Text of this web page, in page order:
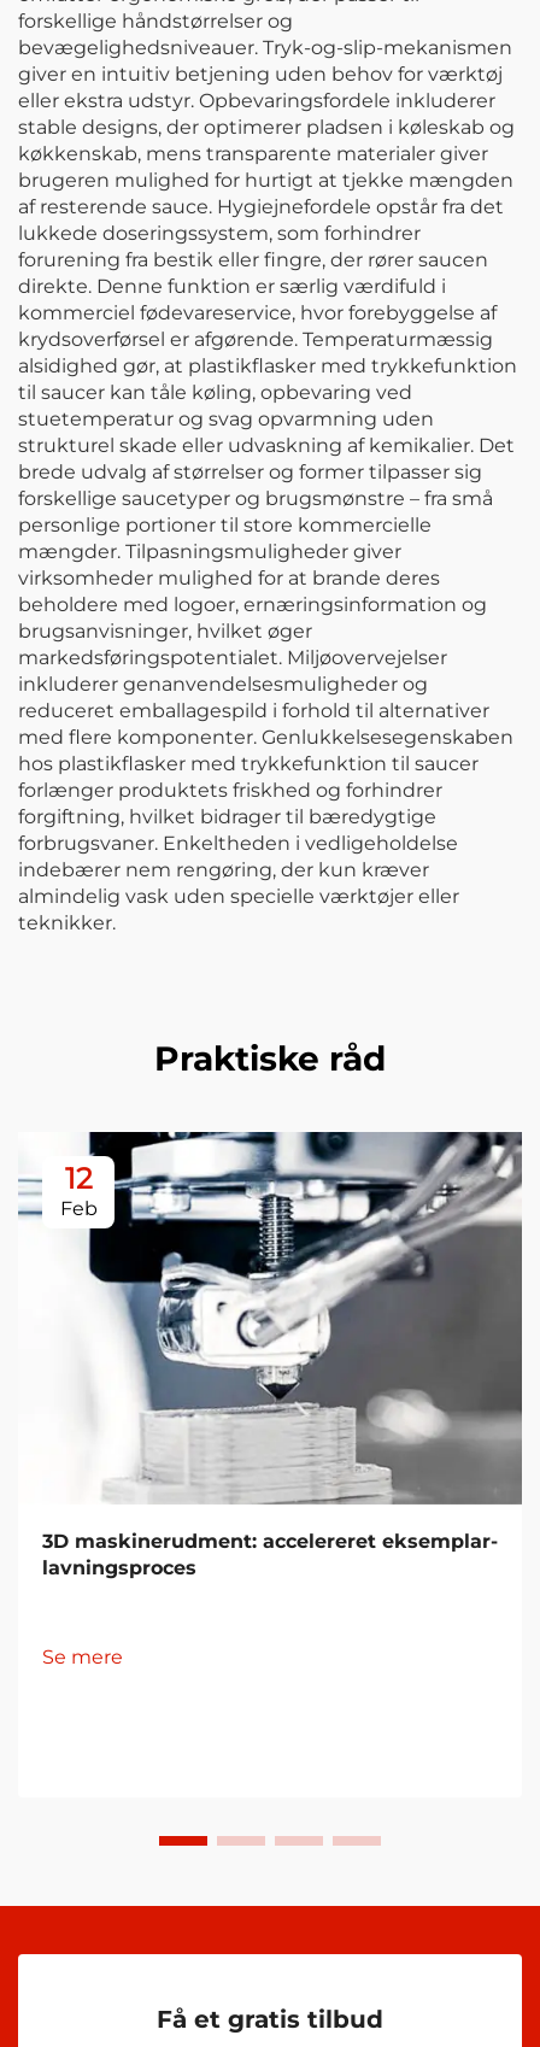
forskellige håndstørrelser og
bevægelighedsniveauer. Tryk-og-slip-mekanismen
giver en intuitiv betjening uden behov for værktøj
eller ekstra udstyr. Opbevaringsfordele inkluderer
stable designs, der optimerer pladsen i køleskab og
køkkenskab, mens transparente materialer giver
brugeren mulighed for hurtigt at tjekke mængden
af resterende sauce. Hygiejnefordele opstår fra det
lukkede doseringssystem, som forhindrer
forurening fra bestik eller fingre, der rører saucen
direkte. Denne funktion er særlig værdifuld i
kommerciel fødevareservice, hvor forebyggelse af
krydsoverførsel er afgørende. Temperaturmæssig
alsidighed gør, at plastikflasker med trykkefunktion
til saucer kan tåle køling, opbevaring ved
stuetemperatur og svag opvarmning uden
strukturel skade eller udvaskning af kemikalier. Det
brede udvalg af størrelser og former tilpasser sig
forskellige saucetyper og brugsmønstre – fra små
personlige portioner til store kommercielle
mængder. Tilpasningsmuligheder giver
virksomheder mulighed for at brande deres
beholdere med logoer, ernæringsinformation og
brugsanvisninger, hvilket øger
markedsføringspotentialet. Miljøovervejelser
inkluderer genanvendelsesmuligheder og
reduceret emballagespild i forhold til alternativer
med flere komponenter. Genlukkelsesegenskaben
hos plastikflasker med trykkefunktion til saucer
forlænger produktets friskhed og forhindrer
forgiftning, hvilket bidrager til bæredygtige
forbrugsvaner. Enkeltheden i vedligeholdelse
indebærer nem rengøring, der kun kræver
almindelig vask uden specielle værktøjer eller
teknikker.
Praktiske råd
12
Feb
3D maskinerudment: accelereret eksemplar-
lavningsproces
Se mere
Få et gratis tilbud